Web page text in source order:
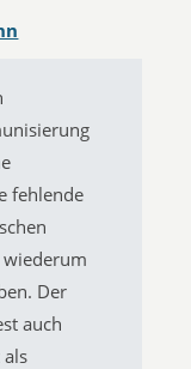
fehlende
Der
auch